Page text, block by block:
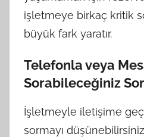
işletmeye birkaç kritik
büyük fark yaratır.
Telefonla veya
Sorabileceğiniz
İşletmeyle iletişime
sormayı